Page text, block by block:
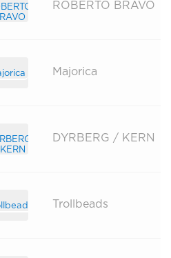
ROBERTO BRAVO
Majorica
DYRBERG / KERN
Trollbeads